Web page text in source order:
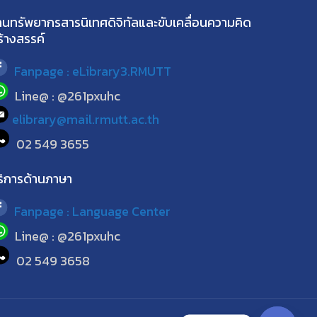
นทรัพยากรสารนิเทศดิจิทัลและขับเคลื่อนความคิด
งสรรค์
Fanpage : eLibrary3.RMUTT
Line@ : @261pxuhc
elibrary@mail.rmutt.ac.th
02 549 3655
ารด้านภาษา
Fanpage : Language Center
Line@ : @261pxuhc
02 549 3658